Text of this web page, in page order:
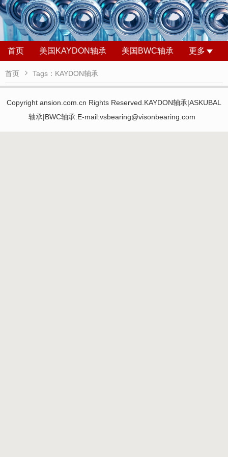
首页 美国KAYDON轴承 美国BWC轴承 更多
首页  Tags：KAYDON轴承
Copyright ansion.com.cn Rights Reserved.KAYDON轴承|ASKUBAL
轴承|BWC轴承.E-mail:vsbearing@visonbearing.com